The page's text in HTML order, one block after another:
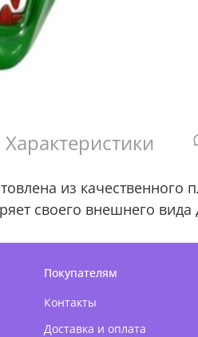
Характеристики
из
своего внешнего
Покупателям
Контакты
Доставка и оплата